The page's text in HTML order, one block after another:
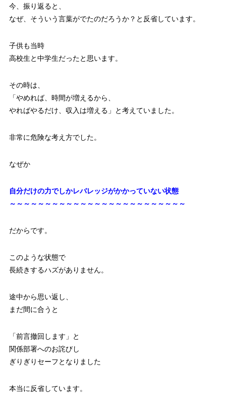
今、振り返ると、
なぜ、そういう言葉がでたのだろうか？と反省しています。
子供も当時
高校生と中学生だったと思います。
その時は、
「やめれば、時間が増えるから、
やればやるだけ、収入は増える」と考えていました。
非常に危険な考え方でした。
なぜか
自分だけの力でしかレバレッジがかかっていない状態
～～～～～～～～～～～～～～～～～～～～～～～～～
だからです。
このような状態で
長続きするハズがありません。
途中から思い返し、
まだ間に合うと
「前言撤回します」と
関係部署へのお詫びし
ぎりぎりセーフとなりました
本当に反省しています。